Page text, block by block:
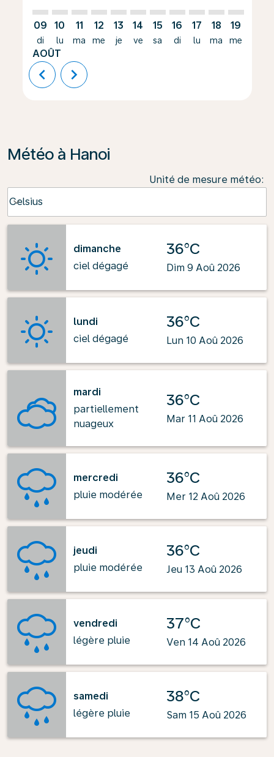
09
di
AOÛT
10
lu
11
ma
12
me
13
je
14
ve
15
sa
16
di
17
lu
18
ma
19
me
chevron_left chevron_right
Météo à Hanoi
Unité de mesure météo:
Celsius
keyboard_arrow_down
dimanche
ciel dégagé
36°C
Dim 9 Aoû 2026
lundi
ciel dégagé
36°C
Lun 10 Aoû 2026
mardi
partiellement
nuageux
36°C
Mar 11 Aoû 2026
mercredi
pluie modérée
36°C
Mer 12 Aoû 2026
jeudi
pluie modérée
36°C
Jeu 13 Aoû 2026
vendredi
légère pluie
37°C
Ven 14 Aoû 2026
samedi
légère pluie
38°C
Sam 15 Aoû 2026